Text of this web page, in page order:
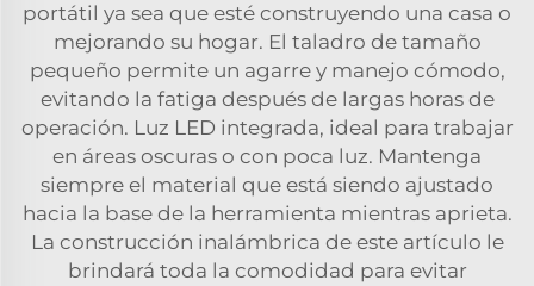
portátil ya sea que esté construyendo una casa o
mejorando su hogar. El taladro de tamaño
pequeño permite un agarre y manejo cómodo,
evitando la fatiga después de largas horas de
operación. Luz LED integrada, ideal para trabajar
en áreas oscuras o con poca luz. Mantenga
siempre el material que está siendo ajustado
hacia la base de la herramienta mientras aprieta.
La construcción inalámbrica de este artículo le
brindará toda la comodidad para evitar